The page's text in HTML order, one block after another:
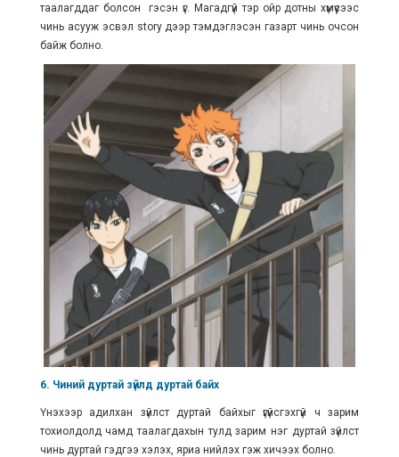
таалагддаг болсон гэсэн үг. Магадгүй тэр ойр дотны хүмүүсээс
чинь асууж эсвэл story дээр тэмдэглэсэн газарт чинь очсон
байж болно.
6. Чиний дуртай зүйлд дуртай байх
Үнэхээр адилхан зүйлст дуртай байхыг үгүйсгэхгүй ч зарим
тохиолдолд чамд таалагдахын тулд зарим нэг дуртай зүйлст
чинь дуртай гэдгээ хэлэх, яриа нийлэх гэж хичээх болно.